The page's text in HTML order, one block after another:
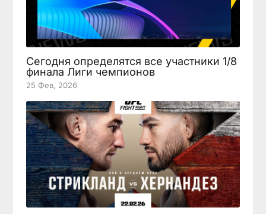
Сегодня определятся все участники 1/8
финала Лиги чемпионов
25 Фев, 2026